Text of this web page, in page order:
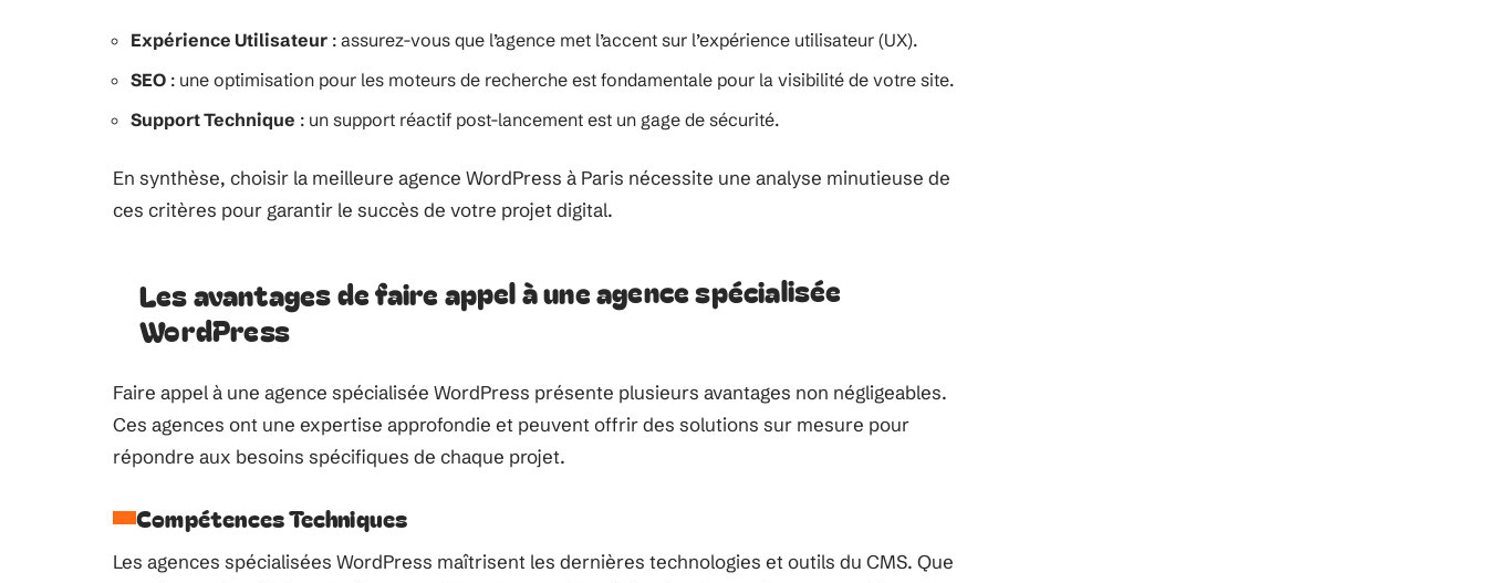
Expérience Utilisateur : assurez-vous que l’agence met l’accent sur l’expérience utilisateur (UX).
SEO : une optimisation pour les moteurs de recherche est fondamentale pour la visibilité de votre site.
Support Technique : un support réactif post-lancement est un gage de sécurité.
En synthèse, choisir la meilleure agence WordPress à Paris nécessite une analyse minutieuse de
ces critères pour garantir le succès de votre projet digital.
Les avantages de faire appel à une agence spécialisée
WordPress
Faire appel à une agence spécialisée WordPress présente plusieurs avantages non négligeables.
Ces agences ont une expertise approfondie et peuvent offrir des solutions sur mesure pour
répondre aux besoins spécifiques de chaque projet.
Compétences Techniques
Les agences spécialisées WordPress maîtrisent les dernières technologies et outils du CMS. Que